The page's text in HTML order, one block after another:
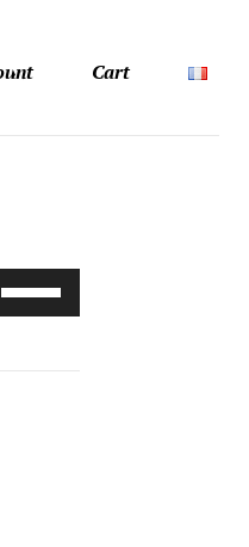
Cart
Up/Down